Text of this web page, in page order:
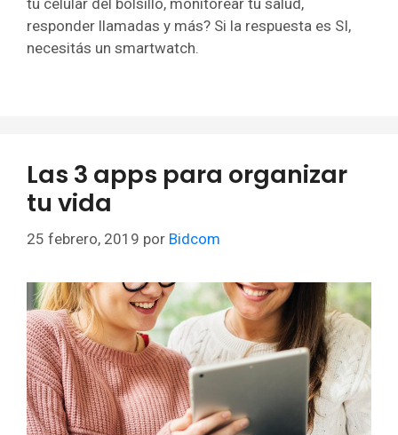
tu celular del bolsillo, monitorear tu salud,
responder llamadas y más? Si la respuesta es SI,
necesitás un smartwatch.
Las 3 apps para organizar
tu vida
25 febrero, 2019 por Bidcom